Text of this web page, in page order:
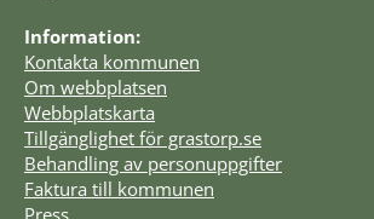
Information:
Kontakta kommunen
Om webbplatsen
Webbplatskarta
Tillgänglighet för grastorp.se
Behandling av personuppgifter
Faktura till kommunen
Press